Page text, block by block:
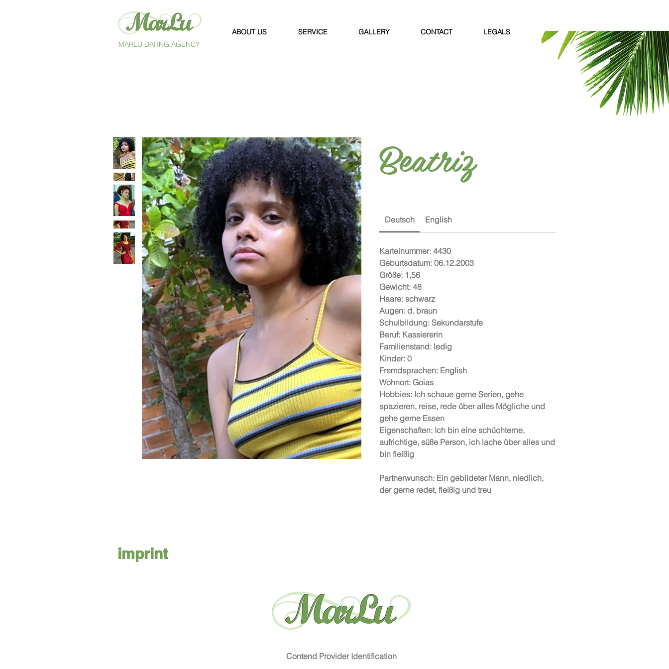
MARLU DATING AGENCY
ABOUT US SERVICE GALLERY CONTACT LEGALS
Beatriz
Deutsch English
Karteinummer: 4430
Geburtsdatum: 06.12.2003
Größe: 1,56
Gewicht: 48
Haare: schwarz
Augen: d. braun
Schulbildung: Sekundarstufe
Beruf: Kassiererin
Familienstand: ledig
Kinder: 0
Fremdsprachen: English
Wohnort: Goias
Hobbies: Ich schaue gerne Serien, gehe
spazieren, reise, rede über alles Mögliche und
gehe gerne Essen
Eigenschaften: Ich bin eine schüchterne,
aufrichtige, süße Person, ich lache über alles und
bin fleißig
Partnerwunsch: Ein gebildeter Mann, niedlich,
der gerne redet, fleißig und treu
Contend Provider Identification
imprint